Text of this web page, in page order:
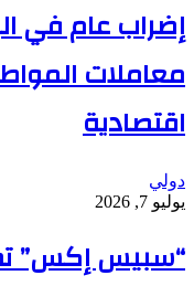
إضراب عام في
معاملات
اقتصادية
دولي
يوليو 7, 2026
“سبيس إكس” تطلق 81 قمرا